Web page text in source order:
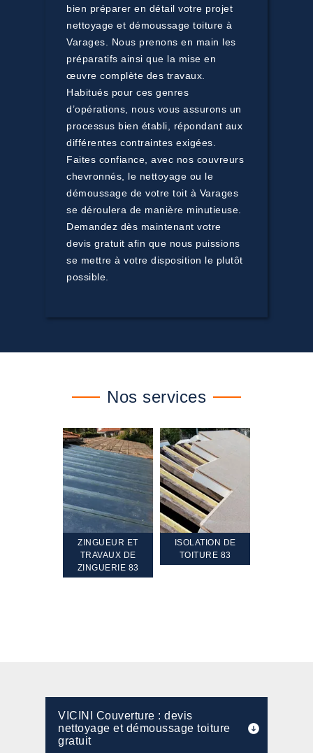
bien préparer en détail votre projet
nettoyage et démoussage toiture à
Varages. Nous prenons en main les
préparatifs ainsi que la mise en
œuvre complète des travaux.
Habitués pour ces genres
d’opérations, nous vous assurons un
processus bien établi, répondant aux
différentes contraintes exigées.
Faites confiance, avec nos couvreurs
chevronnés, le nettoyage ou le
démoussage de votre toit à Varages
se déroulera de manière minutieuse.
Demandez dès maintenant votre
devis gratuit afin que nous puissions
se mettre à votre disposition le plutôt
possible.
Nos services
ZINGUEUR ET
TRAVAUX DE
ZINGUERIE 83
ISOLATION DE
TOITURE 83
VICINI Couverture : devis
nettoyage et démoussage toiture
gratuit